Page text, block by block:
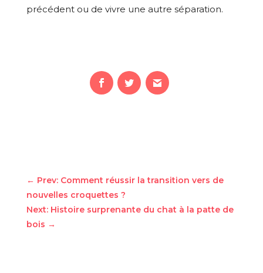
précédent ou de vivre une autre séparation.
← Prev: Comment réussir la transition vers de
nouvelles croquettes ?
Next: Histoire surprenante du chat à la patte de
bois →